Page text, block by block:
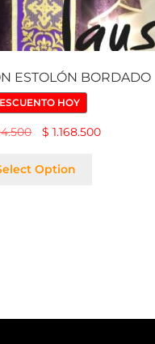
ESTOLÓN BORDADO
HOY
$ 1.168.500
Option